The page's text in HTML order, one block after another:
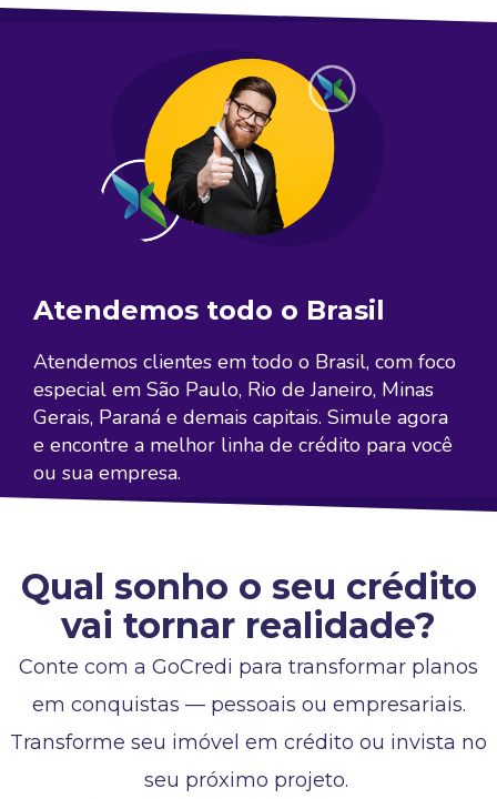
Atendemos todo o Brasil
Atendemos clientes em todo o Brasil, com foco
especial em São Paulo, Rio de Janeiro, Minas
Gerais, Paraná e demais capitais. Simule agora
e encontre a melhor linha de crédito para você
ou sua empresa.
Qual sonho o seu crédito
vai tornar realidade?
Conte com a GoCredi para transformar planos
em conquistas — pessoais ou empresariais.
Transforme seu imóvel em crédito ou invista no
seu próximo projeto.